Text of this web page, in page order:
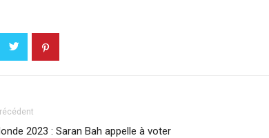
2023 : Saran Bah appelle à voter